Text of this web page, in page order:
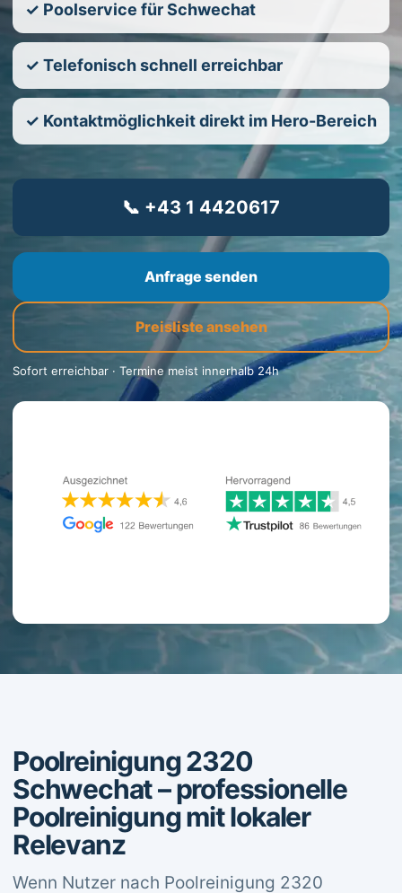
✓ Poolservice für Schwechat
✓ Telefonisch schnell erreichbar
✓ Kontaktmöglichkeit direkt im Hero-Bereich
📞 +43 1 4420617
Anfrage senden
Preisliste ansehen
Sofort erreichbar · Termine meist innerhalb 24h
Poolreinigung 2320
Schwechat – professionelle
Poolreinigung mit lokaler
Relevanz
Wenn Nutzer nach Poolreinigung 2320